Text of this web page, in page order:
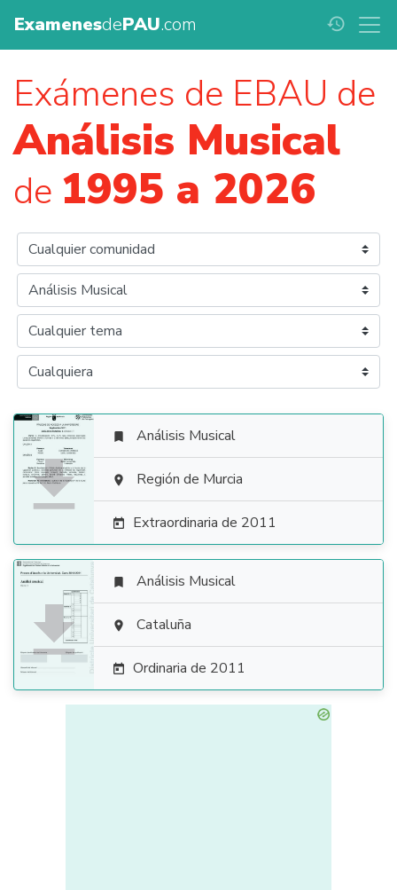
ExamenesdePAU.com history
Exámenes de EBAU de
Análisis Musical
de 1995 a 2026

 Análisis Musical
 Región de Murcia
 Extraordinaria de 2011

 Análisis Musical
 Cataluña
 Ordinaria de 2011